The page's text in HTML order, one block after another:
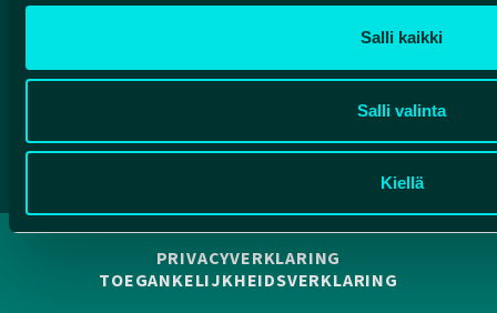
Salli kaikki
Salli valinta
Kiellä
YouTube
PRIVACYVERKLARING
TOEGANKELIJKHEIDSVERKLARING